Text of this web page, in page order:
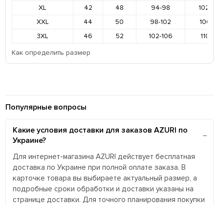
XL
42 48 94-98
102-
XXL
44 50 98-102
106-
3XL
46 52 102-106
110-
Как определить размер
Популярные вопросы
Какие условия доставки для заказов AZURI по
Украине?
Для интернет-магазина AZURI действует бесплатная
доставка по Украине при полной оплате заказа. В
карточке товара вы выбираете актуальный размер, а
подробные сроки обработки и доставки указаны на
странице доставки. Для точного планирования покупки